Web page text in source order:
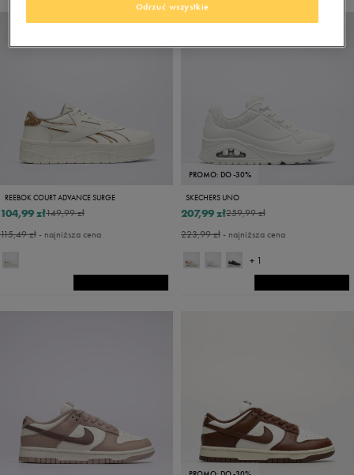
REEBOK COURT ADVANCE SURGE
149,99 zł
104,99 zł
115,49 zł- najniższa cena
PROMO: DO -30%
SKECHERS UNO
259,99 zł
207,99 zł
223,99 zł- najniższa cena
+ 1
Odrzuć wszystkie